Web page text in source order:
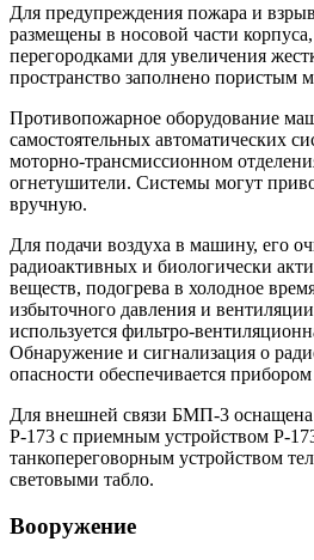
Для предупреждения пожара и
размещены в носовой части
перегородками для увеличения
пространство заполнено пористым
Противопожарное оборудование
самостоятельных автоматических
моторно-трансмиссионном
огнетушители. Системы могут
вручную.
Для подачи воздуха в машину, его
радиоактивных и биологически
веществ, подогрева в холодное
избыточного давления и
используется фильтро-
Обнаружение и сигнализация о
опасности обеспечивается
Для внешней связи БМП-3 оснащена
Р-173 с приемным устройством Р-
танкопереговорным устройством
световыми табло.
Вооружение